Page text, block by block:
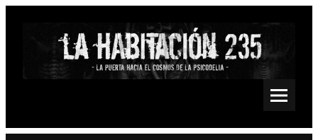
Saltar
Psychedelic, Stoner, Doom, Sludge, Fuzz, Space, Drone